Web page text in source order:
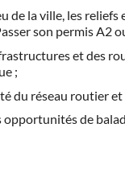
de la ville, les
son permis A2
et des
;
du réseau routier
de